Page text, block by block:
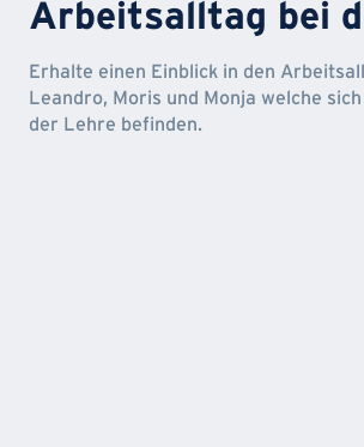
Arbeitsalltag bei
Erhalte einen Einblick in den
Leandro, Moris und Monja welche
der Lehre befinden.